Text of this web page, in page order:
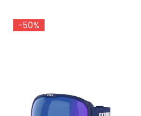
-50%